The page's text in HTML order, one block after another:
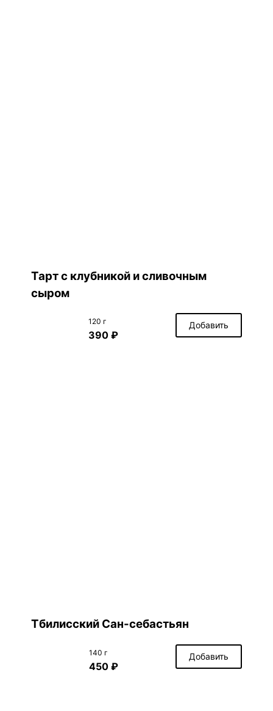
Тарт с клубникой и сливочным
сыром
120 г
390 ₽
Добавить
Тбилисский Сан-себастьян
140 г
450 ₽
Добавить